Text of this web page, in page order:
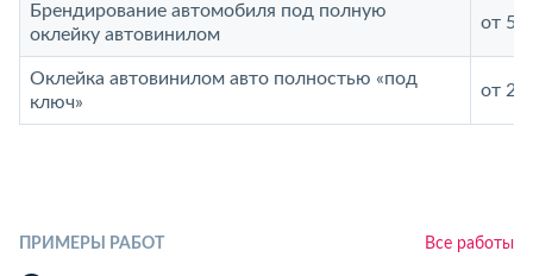
Брендирование автомобиля под полную
оклейку автовинилом
от
Оклейка автовинилом авто полностью «под
ключ»
от
ПРИМЕРЫ РАБОТ Все работы